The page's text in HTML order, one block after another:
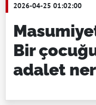
2026-04-25 01:02:00
Bir
adalet